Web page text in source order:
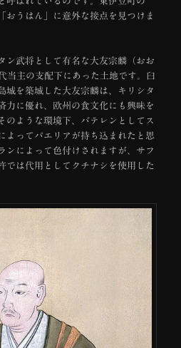
おうはん」に意外な接点を見つけま
武将として有名な大友宗麟（おお
当主の支配下にあった土地です。臼
城を築城した大友宗麟は、キリシタ
力に優れ、欧州の食文化にも興味を
のような環境下、バテレンとしてス
よってパエリアが持ち込まれたと思
ンによって色付けされますが、サフ
では代用としてクチナシを使用した